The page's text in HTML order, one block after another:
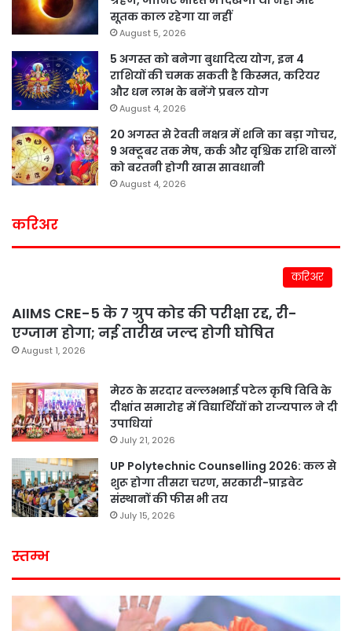
सूतक काल रहेगा या नहीं
August 5, 2026
5 अगस्त को बनेगा बुधादित्य योग, इन 4
राशियों की चमक सकती है किस्मत, करियर
और धन लाभ के बनेंगे प्रबल योग
August 4, 2026
20 अगस्त से रेवती नक्षत्र में शनि का बड़ा गोचर,
9 अक्टूबर तक मेष, कर्क और वृश्चिक राशि वालों
को बरतनी होगी खास सावधानी
August 4, 2026
करिअर
करिअर
AIIMS CRE-5 के 7 ग्रुप कोड की परीक्षा रद्द, री-
एग्जाम होगा; नई तारीख जल्द होगी घोषित
August 1, 2026
मेरठ के सरदार वल्लभभाई पटेल कृषि विवि के
दीक्षांत समारोह में विद्यार्थियों को राज्यपाल ने दी
उपाधियां
July 21, 2026
UP Polytechnic Counselling 2026: कल से
शुरू होगा तीसरा चरण, सरकारी-प्राइवेट
संस्थानों की फीस भी तय
July 15, 2026
स्तम्भ